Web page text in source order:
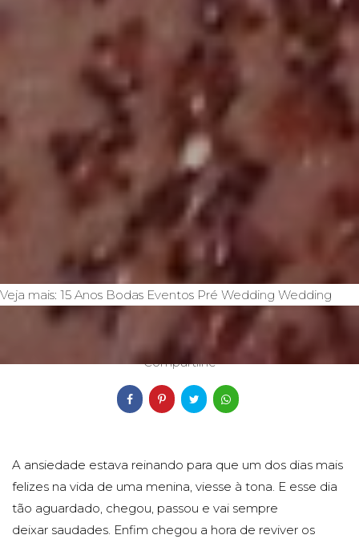
Veja mais: 15 Anos Bodas Eventos Pré Wedding Wedding
Compartilhe
A ansiedade estava reinando para que um dos dias mais
felizes na vida de uma menina, viesse à tona. E esse dia
tão aguardado, chegou, passou e vai sempre
deixar saudades. Enfim chegou a hora de reviver os